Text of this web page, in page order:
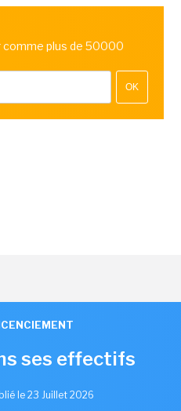
plus de 50000
OK
ses effectifs
le 23 Juillet 2026